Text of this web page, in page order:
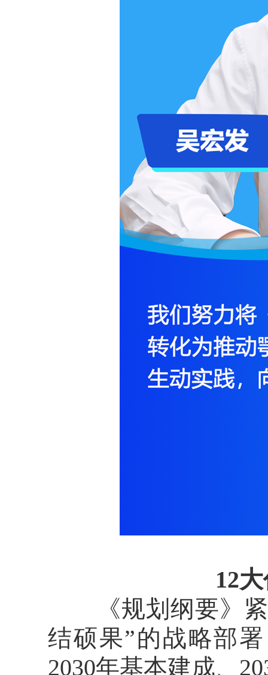
12
《规划纲要》紧
结硕果”的战略部
2030年基本建成、